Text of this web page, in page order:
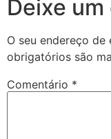
Deixe
O seu endereço
obrigatórios são
Comentário *